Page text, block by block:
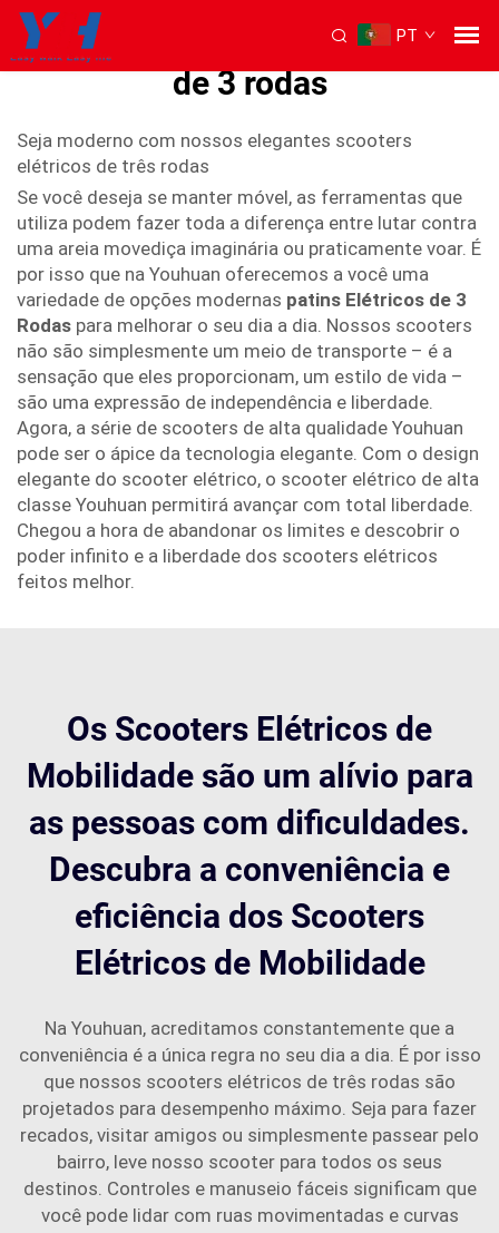
PT
scooter de mobilidade elétrica
de 3 rodas
Seja moderno com nossos elegantes scooters
elétricos de três rodas
Se você deseja se manter móvel, as ferramentas que
utiliza podem fazer toda a diferença entre lutar contra
uma areia movediça imaginária ou praticamente voar. É
por isso que na Youhuan oferecemos a você uma
variedade de opções modernas patins Elétricos de 3
Rodas para melhorar o seu dia a dia. Nossos scooters
não são simplesmente um meio de transporte – é a
sensação que eles proporcionam, um estilo de vida –
são uma expressão de independência e liberdade.
Agora, a série de scooters de alta qualidade Youhuan
pode ser o ápice da tecnologia elegante. Com o design
elegante do scooter elétrico, o scooter elétrico de alta
classe Youhuan permitirá avançar com total liberdade.
Chegou a hora de abandonar os limites e descobrir o
poder infinito e a liberdade dos scooters elétricos
feitos melhor.
Os Scooters Elétricos de
Mobilidade são um alívio para
as pessoas com dificuldades.
Descubra a conveniência e
eficiência dos Scooters
Elétricos de Mobilidade
Na Youhuan, acreditamos constantemente que a
conveniência é a única regra no seu dia a dia. É por isso
que nossos scooters elétricos de três rodas são
projetados para desempenho máximo. Seja para fazer
recados, visitar amigos ou simplesmente passear pelo
bairro, leve nosso scooter para todos os seus
destinos. Controles e manuseio fáceis significam que
você pode lidar com ruas movimentadas e curvas